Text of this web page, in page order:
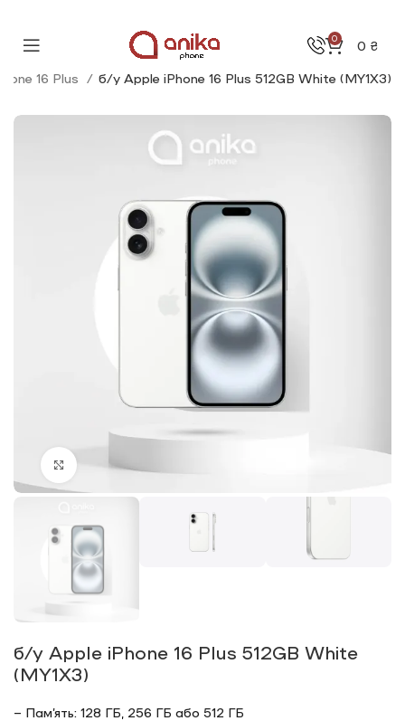
0 0 ₴
16 Plus б/у Apple iPhone 16 Plus 512GB White (MY1X3)
б/у Apple iPhone 16 Plus 512GB White
(MY1X3)
– Пам’ять: 128 ГБ, 256 ГБ або 512 ГБ